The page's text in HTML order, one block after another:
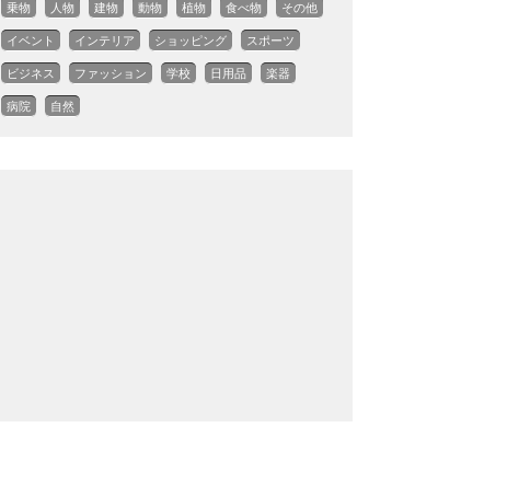
乗物 人物 建物 動物 植物 食べ物 その他
イベント インテリア ショッピング スポーツ
ビジネス ファッション 学校 日用品 楽器
病院 自然